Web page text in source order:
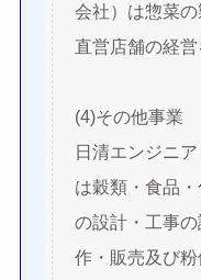
会社）は惣菜
直営店舗の経営
(4)その他事業
日清エンジニア
は穀類・食品
の設計・工事
作・販売及び粉